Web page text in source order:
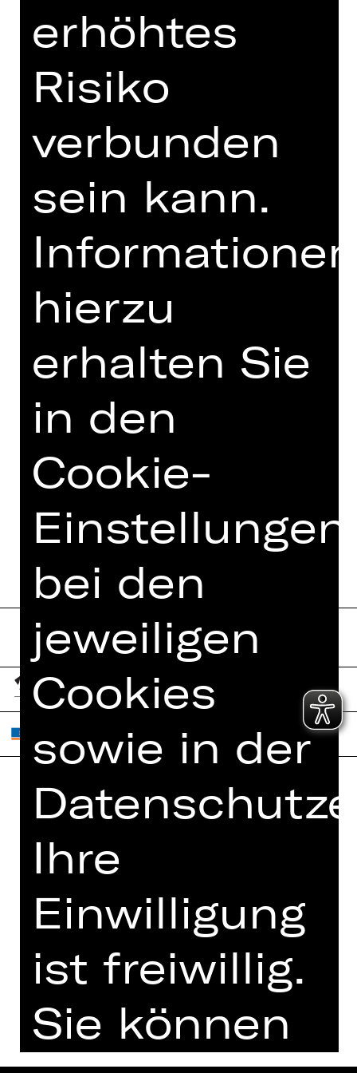
TERMINE UND BESETZUNG
MIT FREUNDLICHER
UNTERSTÜTZUNG
Förderverein Schauspiel Nürnberg
e. V.
Home
Künstler*innen
Kartenkauf
Presse
Kontakt
Jobs
Datenschutz
Impressum
Cookies
erhöhtes
Risiko
verbunden
sein kann.
Informationen
hierzu
erhalten Sie
in den
Cookie-
Einstellungen
bei den
jeweiligen
Cookies
sowie in der
Ihre
Einwilligung
ist freiwillig.
Sie können